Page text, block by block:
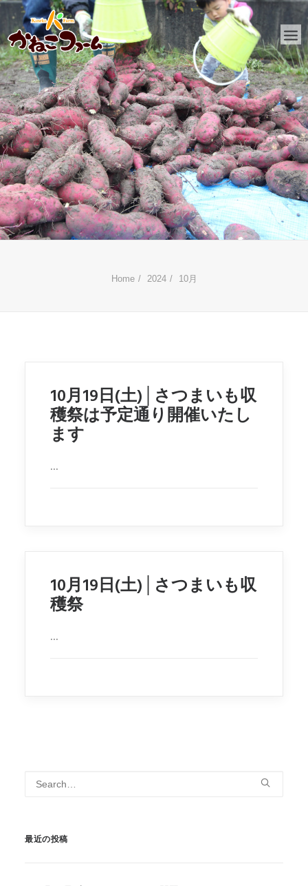
HOME
かねこファームとは
おしらせ
ファーム日記
金子工務店
リフォーム
Home 2024 10月
10月19日(土)│さつまいも収
穫祭は予定通り開催いたし
ます
...
10月19日(土)│さつまいも収
穫祭
...
最近の投稿